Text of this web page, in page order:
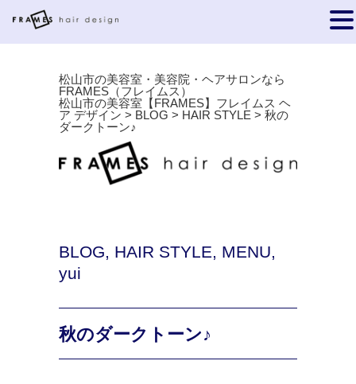
松山市の美容室・美容院・ヘアサロンなら
FRAMES（フレイムス）
松山市の美容室【FRAMES】フレイムス ヘ
ア デザイン > BLOG > HAIR STYLE > 秋の
ダークトーン♪
BLOG, HAIR STYLE, MENU,
yui
秋のダークトーン♪